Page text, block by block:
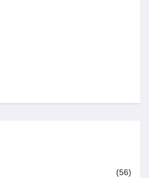
(56)